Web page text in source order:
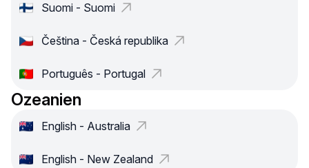
Suomi - Suomi
Čeština - Česká republika
Português - Portugal
Ozeanien
English - Australia
English - New Zealand